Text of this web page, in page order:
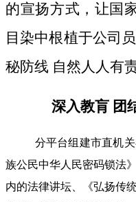
的宣扬方式，让国
目染中根植于公司
秘防线 自然人人有
深入教肓 团
分平台组建市直机
族公民中华人民密码锁法
内的法律讲坛、《弘扬传